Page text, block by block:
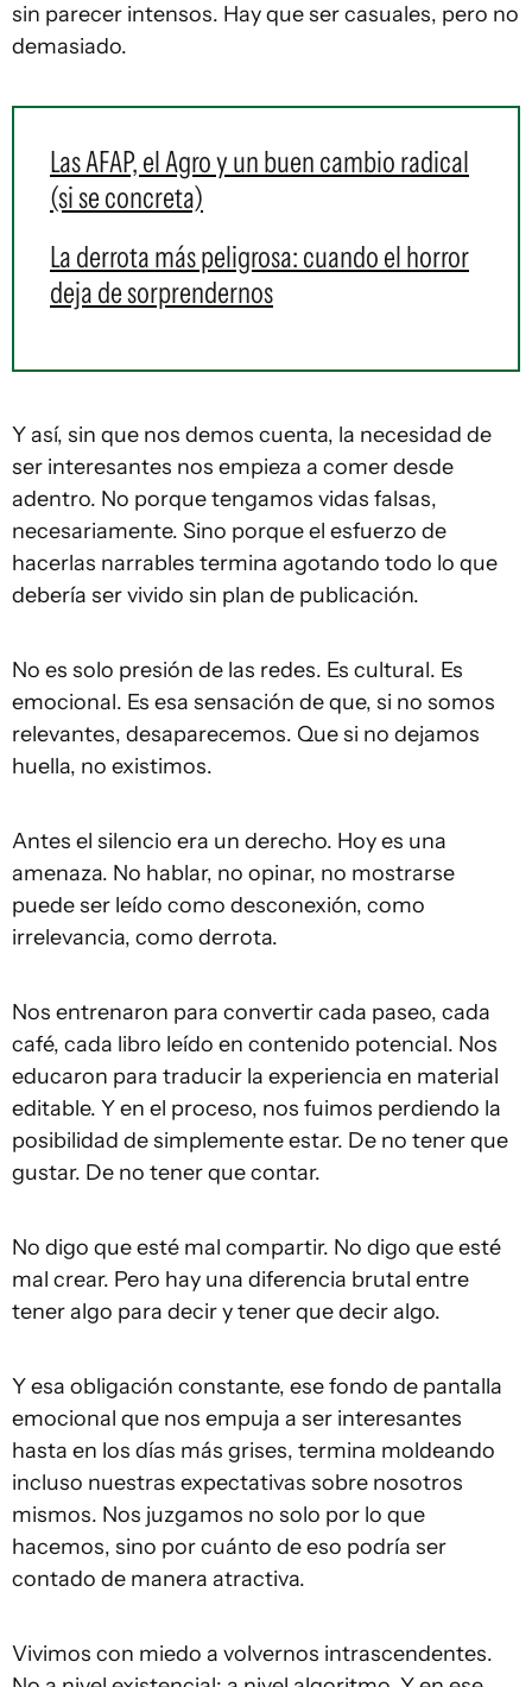
sin parecer intensos. Hay que ser casuales, pero no
demasiado.
Las AFAP, el Agro y un buen cambio radical
(si se concreta)
La derrota más peligrosa: cuando el horror
deja de sorprendernos
Y así, sin que nos demos cuenta, la necesidad de
ser interesantes nos empieza a comer desde
adentro. No porque tengamos vidas falsas,
necesariamente. Sino porque el esfuerzo de
hacerlas narrables termina agotando todo lo que
debería ser vivido sin plan de publicación.
No es solo presión de las redes. Es cultural. Es
emocional. Es esa sensación de que, si no somos
relevantes, desaparecemos. Que si no dejamos
huella, no existimos.
Antes el silencio era un derecho. Hoy es una
amenaza. No hablar, no opinar, no mostrarse
puede ser leído como desconexión, como
irrelevancia, como derrota.
Nos entrenaron para convertir cada paseo, cada
café, cada libro leído en contenido potencial. Nos
educaron para traducir la experiencia en material
editable. Y en el proceso, nos fuimos perdiendo la
posibilidad de simplemente estar. De no tener que
gustar. De no tener que contar.
No digo que esté mal compartir. No digo que esté
mal crear. Pero hay una diferencia brutal entre
tener algo para decir y tener que decir algo.
Y esa obligación constante, ese fondo de pantalla
emocional que nos empuja a ser interesantes
hasta en los días más grises, termina moldeando
incluso nuestras expectativas sobre nosotros
mismos. Nos juzgamos no solo por lo que
hacemos, sino por cuánto de eso podría ser
contado de manera atractiva.
Vivimos con miedo a volvernos intrascendentes.